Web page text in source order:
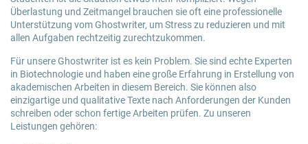
Überlastung und Zeitmangel brauchen sie oft eine professionelle
Unterstützung vom Ghostwriter, um Stress zu reduzieren und mit
allen Aufgaben rechtzeitig zurechtzukommen.
Für unsere Ghostwriter ist es kein Problem. Sie sind echte Experten
in Biotechnologie und haben eine große Erfahrung in Erstellung von
akademischen Arbeiten in diesem Bereich. Sie können also
einzigartige und qualitative Texte nach Anforderungen der Kunden
schreiben oder schon fertige Arbeiten prüfen. Zu unseren
Leistungen gehören: